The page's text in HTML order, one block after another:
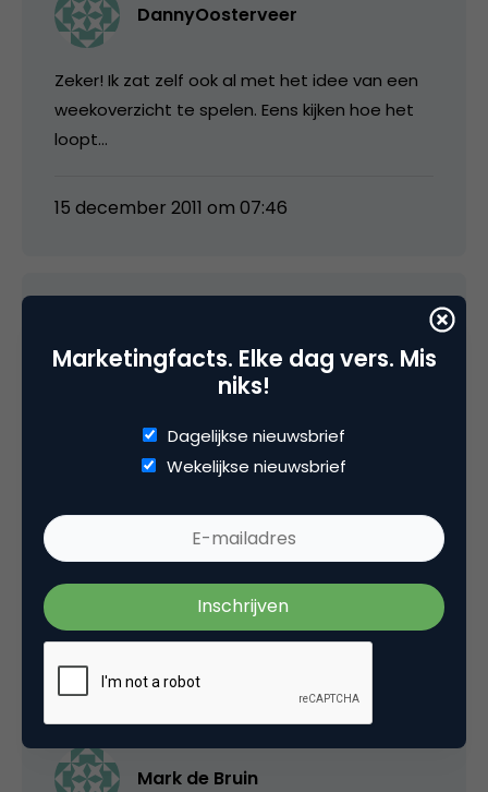
DannyOosterveer
Zeker! Ik zat zelf ook al met het idee van een
weekoverzicht te spelen. Eens kijken hoe het
loopt…
15 december 2011 om 07:46
geblogd wordt maak je al een selectie van
waardevolle artikelen. Omdat er simpelweg
omdat je sommige stukken niet zelf beter kan
doen, is het wel boeiend dat te delen / naar
te verwijzen.
15 december 2011 om 10:21
Mark de Bruin
Marketingfacts. Elke dag vers. Mis
niks!
Dagelijkse nieuwsbrief
Wekelijkse nieuwsbrief